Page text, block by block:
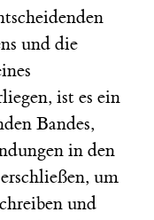
und die
ist es ein
Bandes,
in den
um
und